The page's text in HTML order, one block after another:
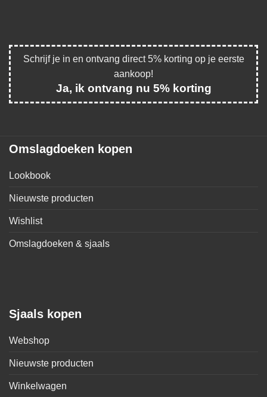
Schrijf je in en ontvang direct 5% korting op je eerste
aankoop!
Ja, ik ontvang nu 5% korting
Omslagdoeken kopen
Lookbook
Nieuwste producten
Wishlist
Omslagdoeken & sjaals
Sjaals kopen
Webshop
Nieuwste producten
Winkelwagen